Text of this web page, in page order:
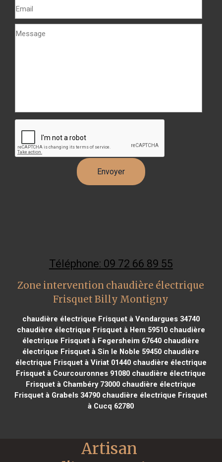
Téléphone: 09 72 66 89 55
Zone intervention chaudière électrique
Frisquet Billy Montigny
chaudière électrique Frisquet à Vendargues 34740
chaudière électrique Frisquet à Hem 59510chaudière
électrique Frisquet à Fegersheim 67640 chaudière
électrique Frisquet à Sin le Noble 59450 chaudière
électrique Frisquet à Viriat 01440chaudière électrique
Frisquet à Courcouronnes 91080 chaudière électrique
Frisquet à Chambéry 73000 chaudière électrique
Frisquet à Grabels 34790 chaudière électrique Frisquet
à Cucq 62780
Artisan